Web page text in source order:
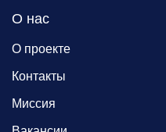
О нас
О проекте
Контакты
Миссия